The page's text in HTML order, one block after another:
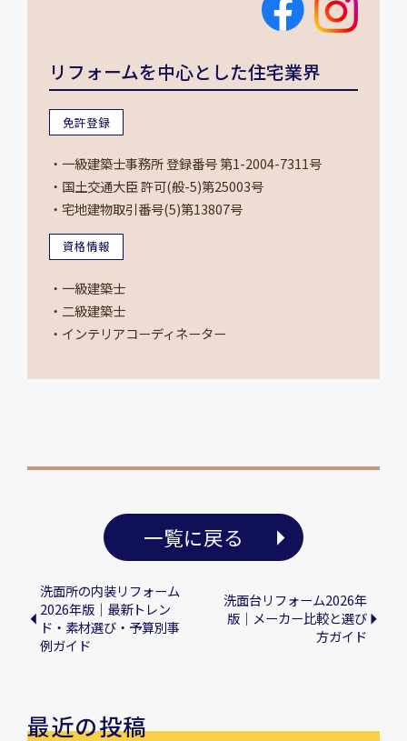
リフォームを中心とした住宅業界
免許登録
・一級建築士事務所 登録番号 第1-2004-7311号
・国土交通大臣 許可(般-5)第25003号
・宅地建物取引番号(5)第13807号
資格情報
・一級建築士
・二級建築士
・インテリアコーディネーター
一覧に戻る
洗面所の内装リフォーム
2026年版｜最新トレン
ド・素材選び・予算別事
例ガイド
洗面台リフォーム2026年
版｜メーカー比較と選び
方ガイド
最近の投稿